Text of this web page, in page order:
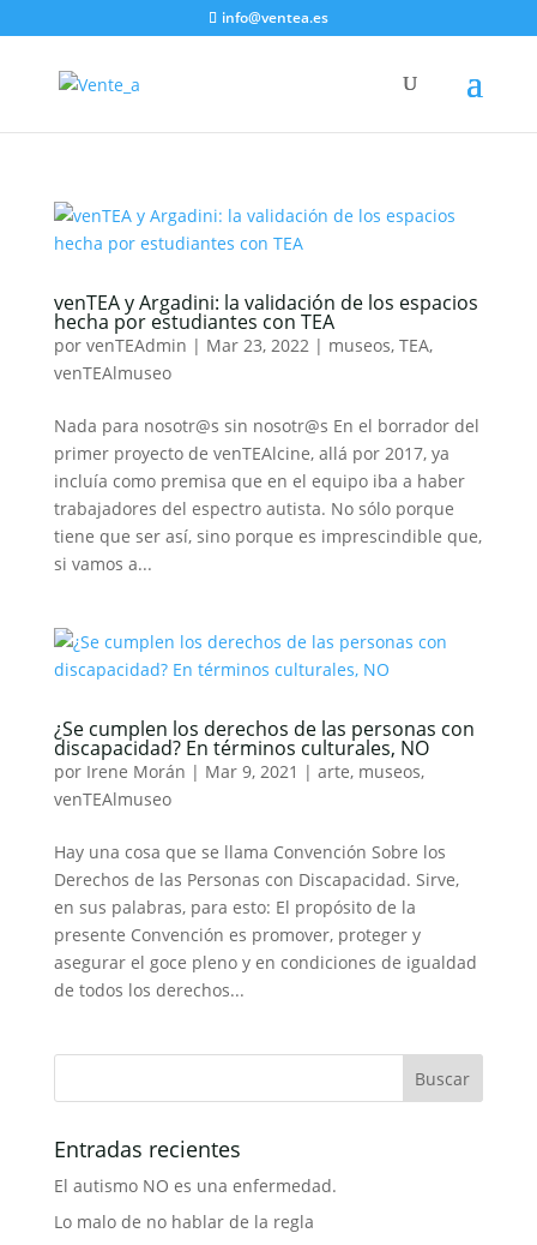
info@ventea.es
venTEA y Argadini: la validación de los espacios
hecha por estudiantes con TEA
por venTEAdmin | Mar 23, 2022| museos, TEA,
venTEAlmuseo
Nada para nosotr@s sin nosotr@s En el borrador del
primer proyecto de venTEAlcine, allá por 2017, ya
incluía como premisa que en el equipo iba a haber
trabajadores del espectro autista. No sólo porque
tiene que ser así, sino porque es imprescindible que,
si vamos a...
¿Se cumplen los derechos de las personas con
discapacidad? En términos culturales, NO
por Irene Morán | Mar 9, 2021 | arte, museos,
venTEAlmuseo
Hay una cosa que se llama Convención Sobre los
Derechos de las Personas con Discapacidad. Sirve,
en sus palabras, para esto: El propósito de la
presente Convención es promover, proteger y
asegurar el goce pleno y en condiciones de igualdad
de todos los derechos...
Entradas recientes
El autismo NO es una enfermedad.
Lo malo de no hablar de la regla